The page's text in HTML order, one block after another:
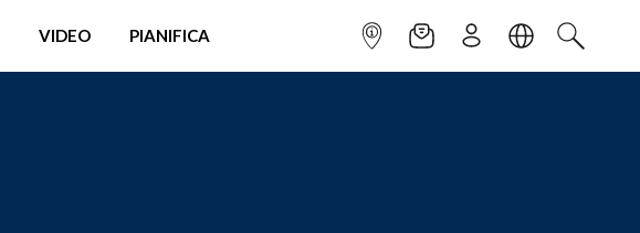
VIDEO PIANIFICA INFOPOINTNEWSLETTER
ISCRIVITILINGUACERCA